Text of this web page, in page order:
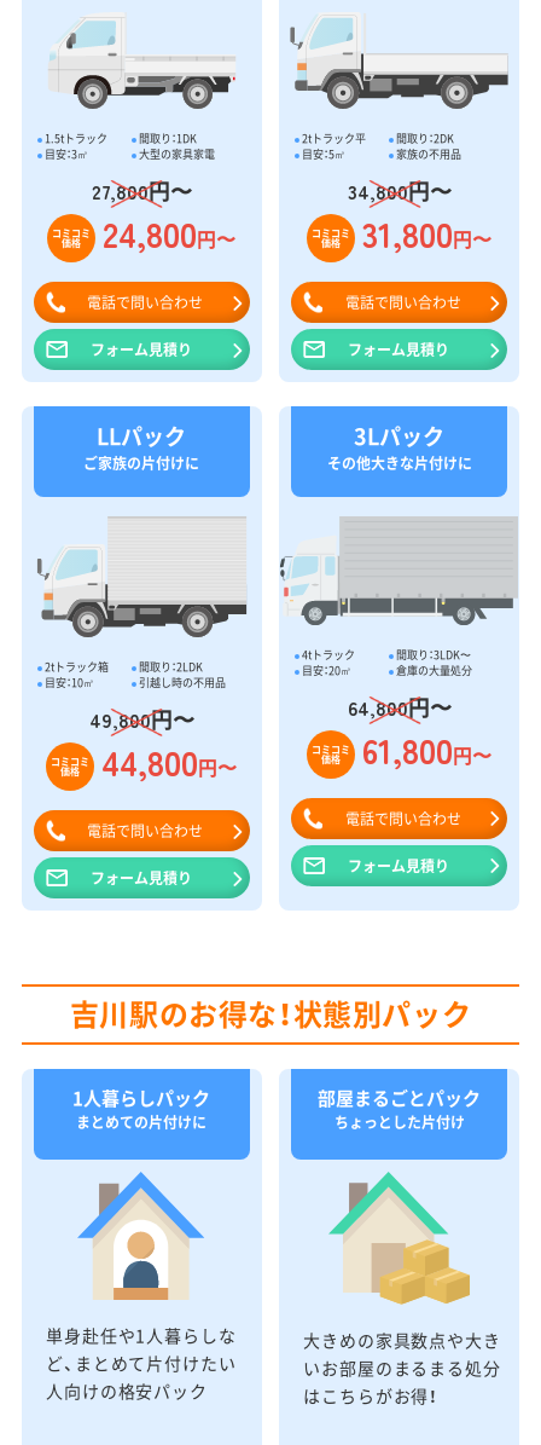
1.5tトラック
間取り：1DK
目安：3㎥
大型の家具家電
27,800円〜
コミコミ
価格 24,800円〜
電話で問い合わせ
フォーム見積り
2tトラック平
間取り：2DK
目安：5㎥
家族の不用品
34,800円〜
コミコミ
価格 31,800円〜
電話で問い合わせ
フォーム見積り
LLパック
ご家族の片付けに
2tトラック箱
間取り：2LDK
目安：10㎥
引越し時の不用品
49,800円〜
コミコミ
価格 44,800円〜
電話で問い合わせ
フォーム見積り
3Lパック
その他大きな片付けに
4tトラック
間取り：3LDK〜
目安：20㎥
倉庫の大量処分
64,800円〜
コミコミ
価格 61,800円〜
電話で問い合わせ
フォーム見積り
吉川駅のお得な！状態別パック
1人暮らしパック
まとめての片付けに
単身赴任や1人暮らしな
ど、まとめて片付けたい
人向けの格安パック
部屋まるごとパック
ちょっとした片付け
大きめの家具数点や大き
いお部屋のまるまる処分
はこちらがお得！